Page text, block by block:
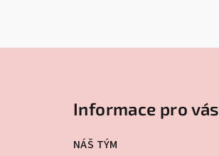
Informace pro vás
NÁŠ TÝM